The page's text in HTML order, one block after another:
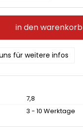
in den warenkorb
für weitere infos
7,8
3 - 10 Werktage